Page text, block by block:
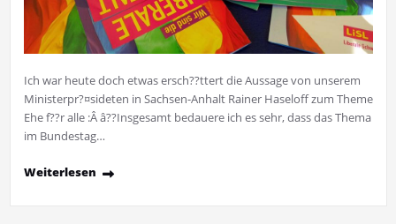
Ich war heute doch etwas ersch??ttert die Aussage von unserem
Ministerpr?¤sideten in Sachsen-Anhalt Rainer Haseloff zum Theme
Ehe f??r alle :Â â??Insgesamt bedauere ich es sehr, dass das Thema
im Bundestag…
Weiterlesen